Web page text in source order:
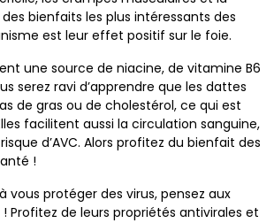
bienfaits les plus intéressants des
est leur effet positif sur le foie.
une source de niacine, de vitamine B6
serez ravi d’apprendre que les dattes
de gras ou de cholestérol, ce qui est
facilitent aussi la circulation sanguine,
d’AVC. Alors profitez du bienfait des
!
vous protéger des virus, pensez aux
Profitez de leurs propriétés antivirales et